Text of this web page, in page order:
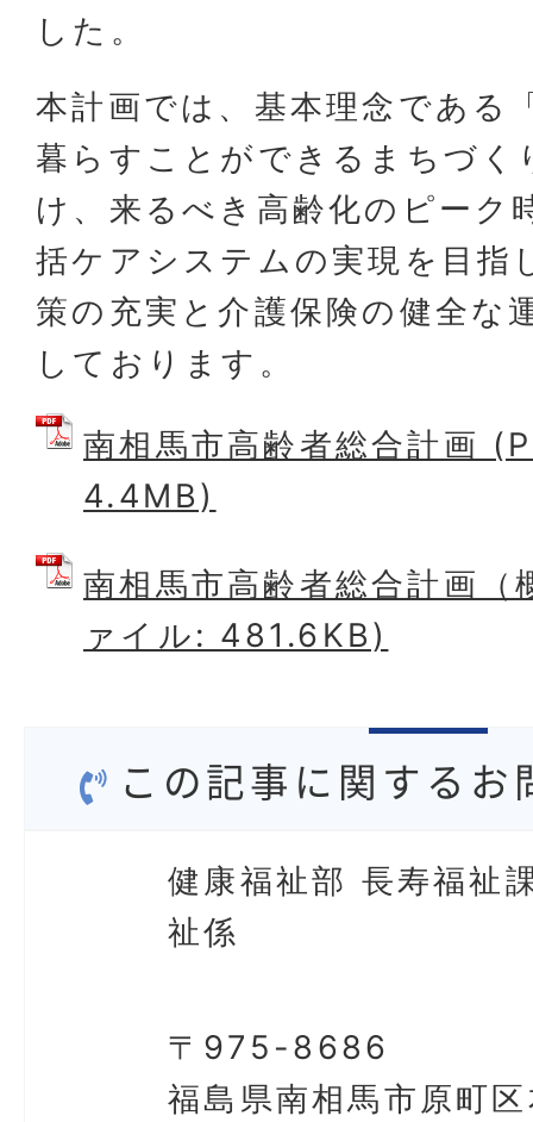
した。
本計画では、基本理念である
暮らすことができるまちづく
け、来るべき高齢化のピーク
括ケアシステムの実現を目指
策の充実と介護保険の健全な
しております。
南相馬市高齢者総合計画
4.4MB)
南相馬市高齢者総合計画
ァイル: 481.6KB)
この記事に関するお
健康福祉部 長寿福祉
祉係
〒975-8686
福島県南相馬市原町